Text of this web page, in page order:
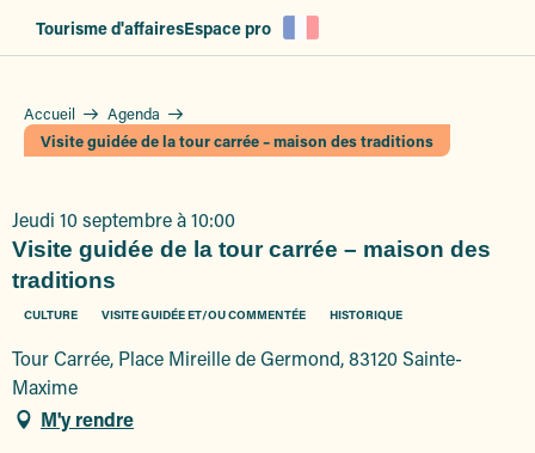
Tourisme d'affairesEspace pro
Accueil
Agenda
Visite guidée de la tour carrée – maison des traditions
Jeudi 10 septembre à 10:00
Visite guidée de la tour carrée – maison des
traditions
CULTURE VISITE GUIDÉE ET/OU COMMENTÉE HISTORIQUE
Tour Carrée, Place Mireille de Germond, 83120 Sainte-
Maxime
M'y rendre